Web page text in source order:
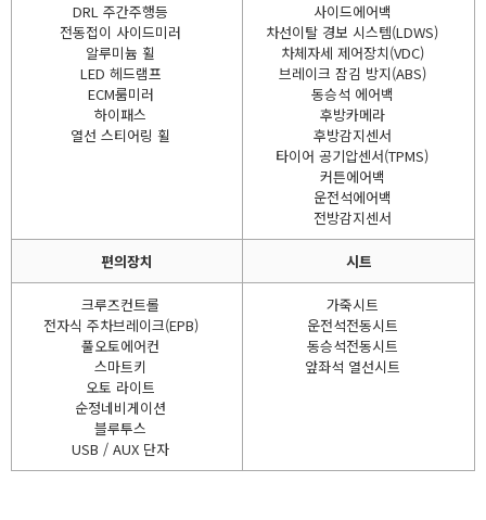
DRL 주간주행등
전동접이 사이드미러
알루미늄 휠
LED 헤드램프
ECM룸미러
하이패스
열선 스티어링 휠
사이드에어백
차선이탈 경보 시스템(LDWS)
차체자세 제어장치(VDC)
브레이크 잠김 방지(ABS)
동승석 에어백
후방카메라
후방감지센서
타이어 공기압센서(TPMS)
커튼에어백
운전석에어백
전방감지센서
편의장치
크루즈컨트롤
전자식 주차브레이크(EPB)
풀오토에어컨
스마트키
오토 라이트
순정네비게이션
블루투스
USB / AUX 단자
시트
가죽시트
운전석전동시트
동승석전동시트
앞좌석 열선시트